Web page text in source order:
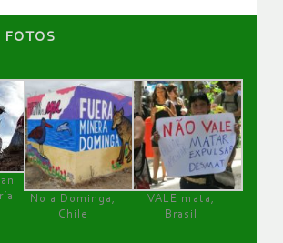
FOTOS
No a Dominga,
Chile
VALE mata,
Brasil